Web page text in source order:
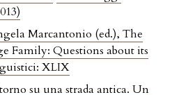
Marcantonio (ed.), The
Family: Questions about its
XLIX
su una strada antica. Un